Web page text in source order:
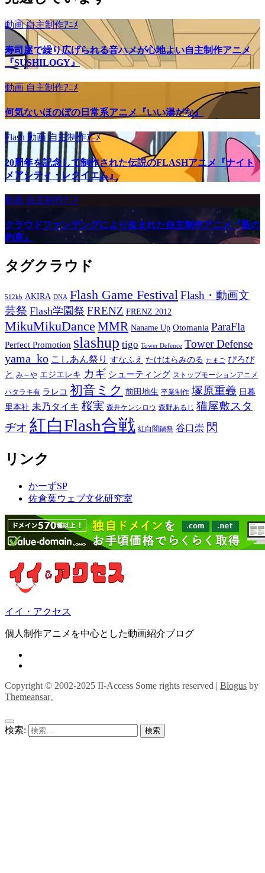
動画自主制作ｱﾆﾒ
寿司屋で繰り広げられる音ハメが心地よい自主制作アニメ
『SUSHILOGY』
動画 自主制作ｱﾆﾒ
何気ないほのぼの日常系アニメ『いい湯だな』
Flash 動画自主制作ｱﾆﾒ
20周年を記念して制作された伝説のFLASHアニメ『ナイト
メアシティ・レクイエム』
動画 自主制作ｱﾆﾒ
クラウドファンデングにより生まれた自主制作アニメ『藍の
約束』
タグクラウド
512kb AKIRA DNA Flash Game FestivalFlash・動画文
芸祭 Flash学園祭 FRENZ FRENZ 2012
MikuMikuDance MMR Naname Up Otomania ParaFla
Perfect Promotion slashup tigo Tower Defence Tower Defense
yama_ko こしあん祭り すなふえ たけはらみのる たまご ぴろぴ
と み～や エジエレキ カギ シューティング ストップモーションアニメ
ハタラキ有 ラレコ 初音ミク 前田地生 卒業制作 塚原重義 日暮
里本社 未乃タイキ 桜実 森井ケンシロウ 森野あるじ 猫屋敷スタ
ヂオ 紅白Flash合戦 紅白闇鍋祭 谷口崇 閃
リンク
かーずSP
佐倉葉ウェブ文化研究室
イイ・アクセス
個人制作アニメを中心とした動画紹介ブログ
Copyright © 2002-2025 II-Access Some rights reserved | Blogus by
Themeansar。
検索: